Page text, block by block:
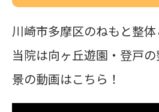
川崎市多摩区のねもと整体
当院は向ヶ丘遊園・登戸
景の動画はこちら！